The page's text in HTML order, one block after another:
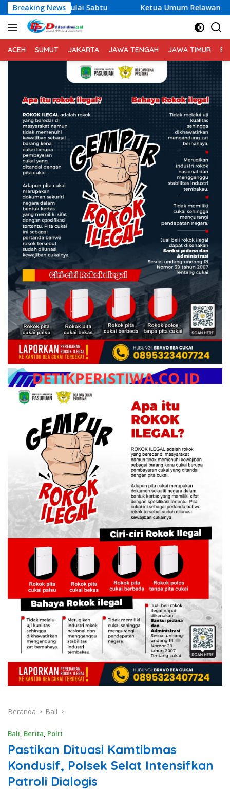
Langsung
ke
konten
Breaking NewsKetua Umum Relawan Peduli Rakyat Lintas
ACEH SUMUT JAKARTA JAWA TENGAH JAWA TIMUR
Beranda Bali
Bali, Berita, Polri
Pastikan Dituasi Kamtibmas
Kondusif, Polsek Selat Intensifkan
Patroli Dialogis